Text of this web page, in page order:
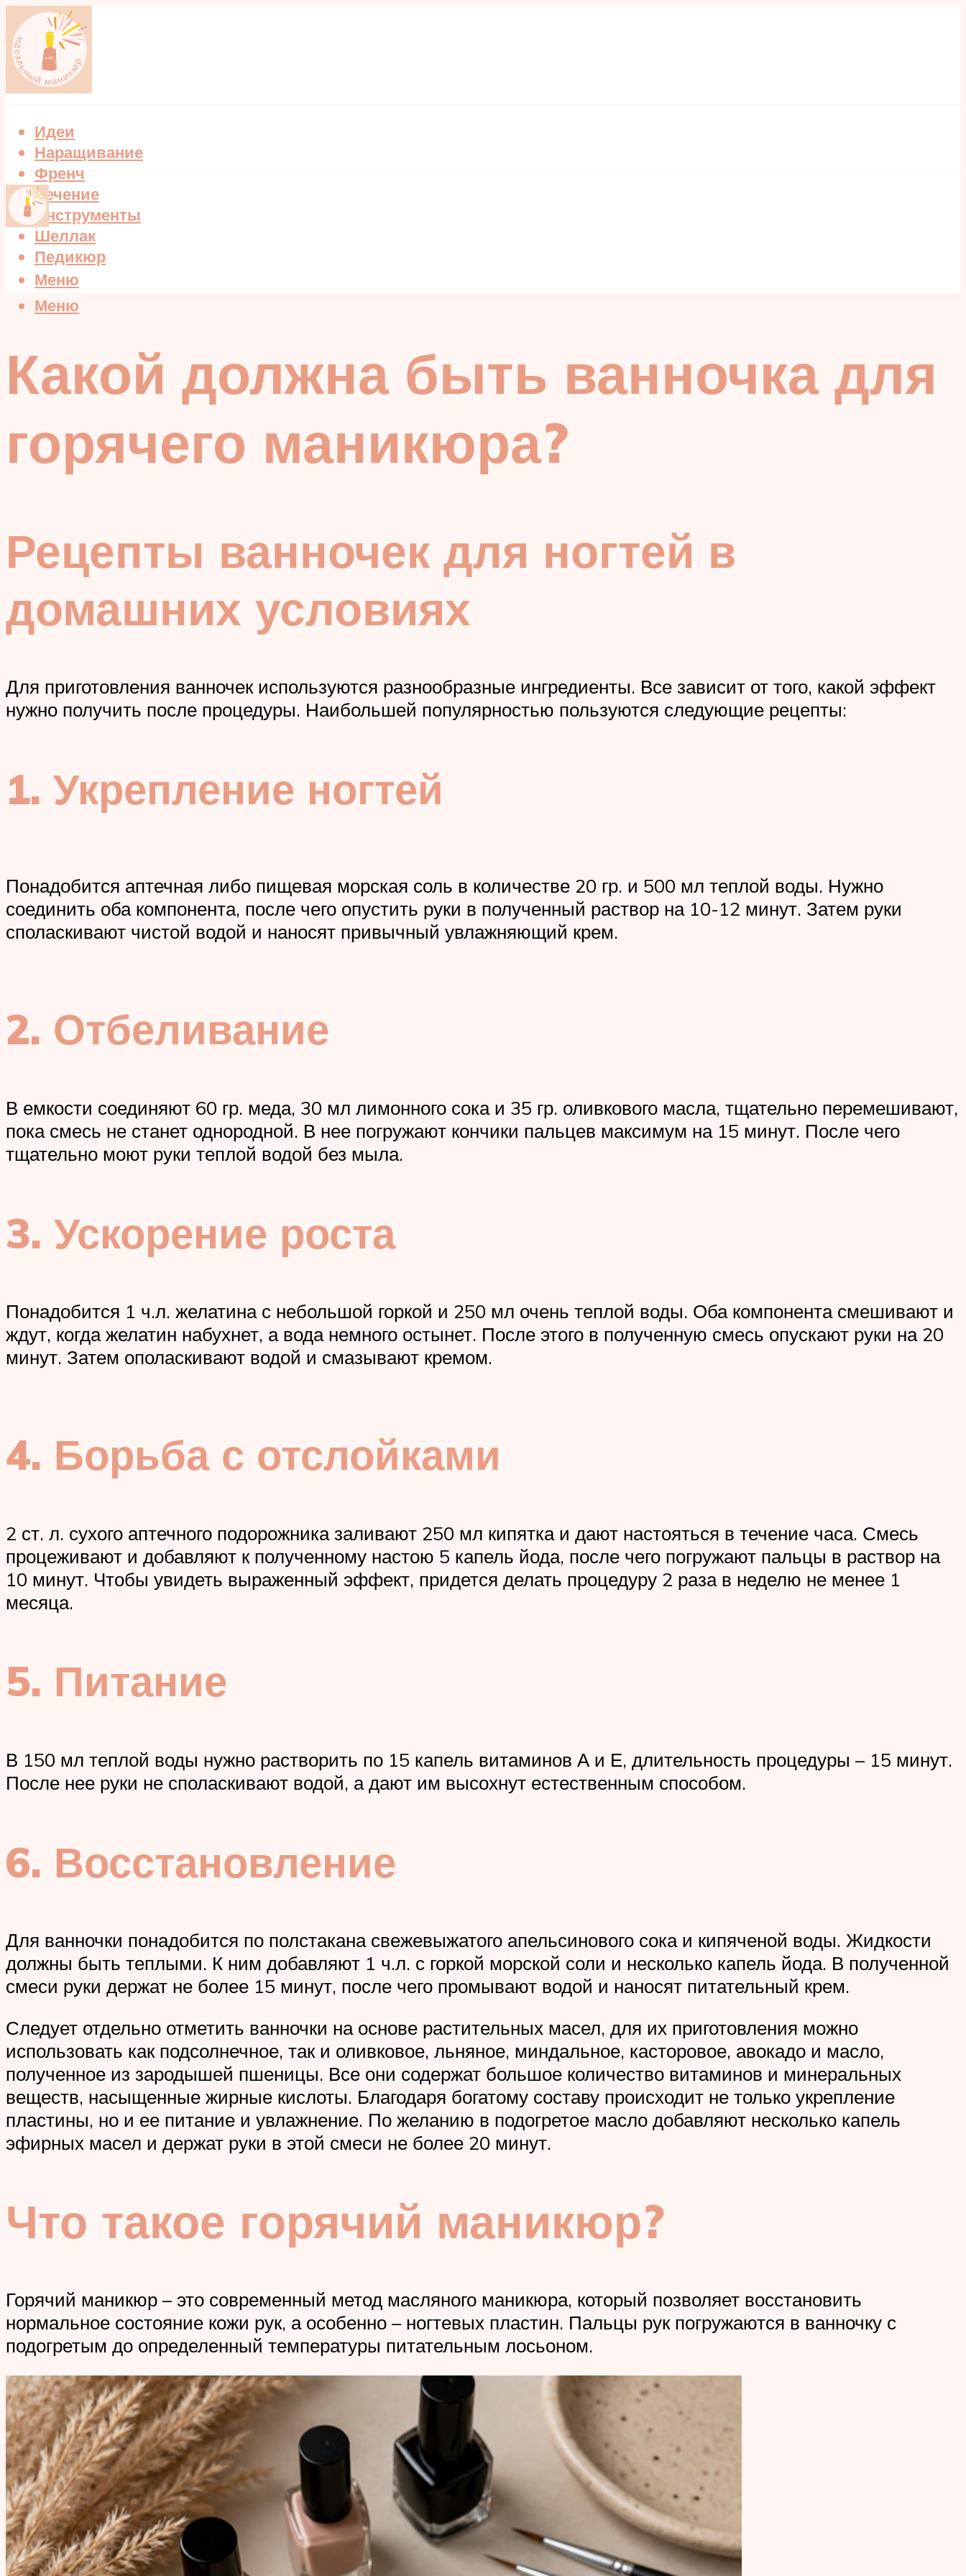
Идеи
Наращивание
Френч
Лечение
Инструменты
Шеллак
Педикюр
Меню
Меню
Какой должна быть ванночка для
горячего маникюра?
Рецепты ванночек для ногтей в
домашних условиях
Для приготовления ванночек используются разнообразные ингредиенты. Все зависит от того, какой эффект
нужно получить после процедуры. Наибольшей популярностью пользуются следующие рецепты:
1. Укрепление ногтей
Понадобится аптечная либо пищевая морская соль в количестве 20 гр. и 500 мл теплой воды. Нужно
соединить оба компонента, после чего опустить руки в полученный раствор на 10-12 минут. Затем руки
споласкивают чистой водой и наносят привычный увлажняющий крем.
2. Отбеливание
В емкости соединяют 60 гр. меда, 30 мл лимонного сока и 35 гр. оливкового масла, тщательно перемешивают,
пока смесь не станет однородной. В нее погружают кончики пальцев максимум на 15 минут. После чего
тщательно моют руки теплой водой без мыла.
3. Ускорение роста
Понадобится 1 ч.л. желатина с небольшой горкой и 250 мл очень теплой воды. Оба компонента смешивают и
ждут, когда желатин набухнет, а вода немного остынет. После этого в полученную смесь опускают руки на 20
минут. Затем ополаскивают водой и смазывают кремом.
4. Борьба с отслойками
2 ст. л. сухого аптечного подорожника заливают 250 мл кипятка и дают настояться в течение часа. Смесь
процеживают и добавляют к полученному настою 5 капель йода, после чего погружают пальцы в раствор на
10 минут. Чтобы увидеть выраженный эффект, придется делать процедуру 2 раза в неделю не менее 1
месяца.
5. Питание
В 150 мл теплой воды нужно растворить по 15 капель витаминов А и Е, длительность процедуры – 15 минут.
После нее руки не споласкивают водой, а дают им высохнут естественным способом.
6. Восстановление
Для ванночки понадобится по полстакана свежевыжатого апельсинового сока и кипяченой воды. Жидкости
должны быть теплыми. К ним добавляют 1 ч.л. с горкой морской соли и несколько капель йода. В полученной
смеси руки держат не более 15 минут, после чего промывают водой и наносят питательный крем.
Следует отдельно отметить ванночки на основе растительных масел, для их приготовления можно
использовать как подсолнечное, так и оливковое, льняное, миндальное, касторовое, авокадо и масло,
полученное из зародышей пшеницы. Все они содержат большое количество витаминов и минеральных
веществ, насыщенные жирные кислоты. Благодаря богатому составу происходит не только укрепление
пластины, но и ее питание и увлажнение. По желанию в подогретое масло добавляют несколько капель
эфирных масел и держат руки в этой смеси не более 20 минут.
Что такое горячий маникюр?
Горячий маникюр – это современный метод масляного маникюра, который позволяет восстановить
нормальное состояние кожи рук, а особенно – ногтевых пластин. Пальцы рук погружаются в ванночку с
подогретым до определенный температуры питательным лосьоном.